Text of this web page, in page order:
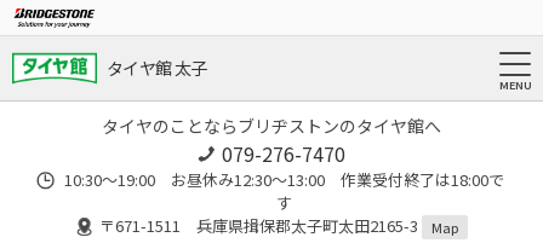
タイヤ館 太子
タイヤのことならブリヂストンのタイヤ館へ
079-276-7470
10:30～19:00 お昼休み12:30～13:00 作業受付終了は18:00で
す
〒671-1511 兵庫県揖保郡太子町太田2165-3
Map